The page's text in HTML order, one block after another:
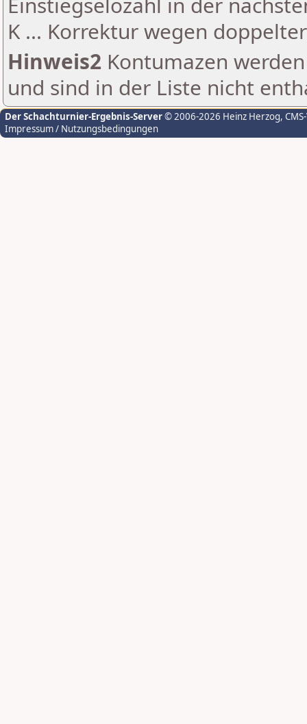
K ... Korrektur wegen
Hinweis2 Kontumazen
und sind in der Liste nicht
Der Schachturnier-Ergebnis-Server© 2006-2026 Heinz Herzog,
Impressum / Nutzungsbedingungen